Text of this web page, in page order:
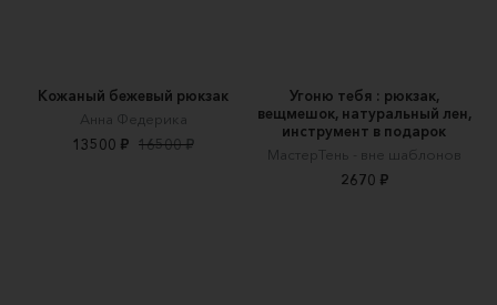
Кожаный бежевый рюкзак
Анна Федерика
13500 ₽ 16500 ₽
Угоню тебя : рюкзак,
вещмешок, натуральный лен,
инструмент в подарок
МастерТень - вне шаблонов
2670 ₽